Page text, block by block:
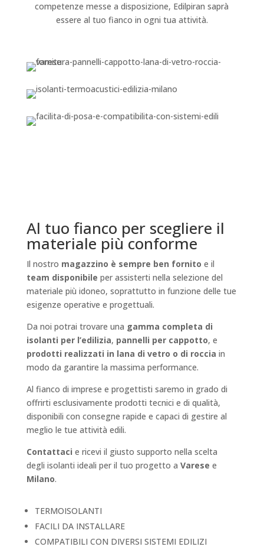
competenze messe a disposizione, Edilpiran saprà
essere al tuo fianco in ogni tua attività.
Al tuo fianco per scegliere il
materiale più conforme
Il nostro magazzino è sempre ben fornito e il
team disponibile per assisterti nella selezione del
materiale più idoneo, soprattutto in funzione delle tue
esigenze operative e progettuali.
Da noi potrai trovare una gamma completa di
isolanti per l’edilizia, pannelli per cappotto, e
prodotti realizzati in lana di vetro o di roccia in
modo da garantire la massima performance.
Al fianco di imprese e progettisti saremo in grado di
offrirti esclusivamente prodotti tecnici e di qualità,
disponibili con consegne rapide e capaci di gestire al
meglio le tue attività edili.
Contattaci e ricevi il giusto supporto nella scelta
degli isolanti ideali per il tuo progetto a Varese e
Milano.
TERMOISOLANTI
FACILI DA INSTALLARE
COMPATIBILI CON DIVERSI SISTEMI EDILIZI